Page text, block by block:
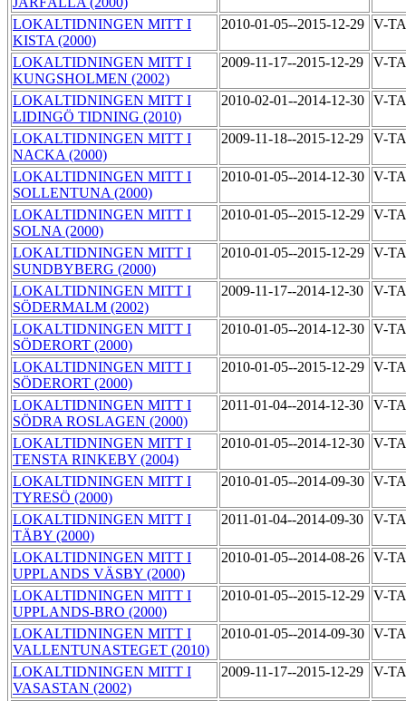
LOKALTIDNINGEN MITT I
KISTA (2000)
2010-01-05--2015-12-29 V-
LOKALTIDNINGEN MITT I
KUNGSHOLMEN (2002)
2009-11-17--2015-12-29 V-
LOKALTIDNINGEN MITT I
LIDINGÖ TIDNING (2010)
2010-02-01--2014-12-30 V-
LOKALTIDNINGEN MITT I
NACKA (2000)
2009-11-18--2015-12-29 V-
LOKALTIDNINGEN MITT I
SOLLENTUNA (2000)
2010-01-05--2014-12-30 V-
LOKALTIDNINGEN MITT I
SOLNA (2000)
2010-01-05--2015-12-29 V-
LOKALTIDNINGEN MITT I
SUNDBYBERG (2000)
2010-01-05--2015-12-29 V-
LOKALTIDNINGEN MITT I
SÖDERMALM (2002)
2009-11-17--2014-12-30 V-
LOKALTIDNINGEN MITT I
SÖDERORT (2000)
2010-01-05--2014-12-30 V-
LOKALTIDNINGEN MITT I
SÖDERORT (2000)
2010-01-05--2015-12-29 V-
LOKALTIDNINGEN MITT I
SÖDRA ROSLAGEN (2000)
2011-01-04--2014-12-30 V-
LOKALTIDNINGEN MITT I
TENSTA RINKEBY (2004)
2010-01-05--2014-12-30 V-
LOKALTIDNINGEN MITT I
TYRESÖ (2000)
2010-01-05--2014-09-30 V-
LOKALTIDNINGEN MITT I
TÄBY (2000)
2011-01-04--2014-09-30 V-
LOKALTIDNINGEN MITT I
UPPLANDS VÄSBY (2000)
2010-01-05--2014-08-26 V-
LOKALTIDNINGEN MITT I
UPPLANDS-BRO (2000)
2010-01-05--2015-12-29 V-
LOKALTIDNINGEN MITT I
VALLENTUNASTEGET (2010)
2010-01-05--2014-09-30 V-
LOKALTIDNINGEN MITT I
VASASTAN (2002)
2009-11-17--2015-12-29 V-